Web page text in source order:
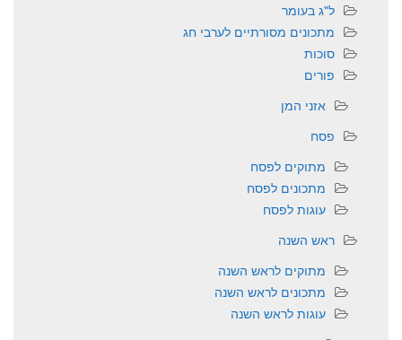
ל"ג בעומר
מתכונים מסורתיים לערבי חג
סוכות
פורים
אזני המן
פסח
מתוקים לפסח
מתכונים לפסח
עוגות לפסח
ראש השנה
מתוקים לראש השנה
מתכונים לראש השנה
עוגות לראש השנה